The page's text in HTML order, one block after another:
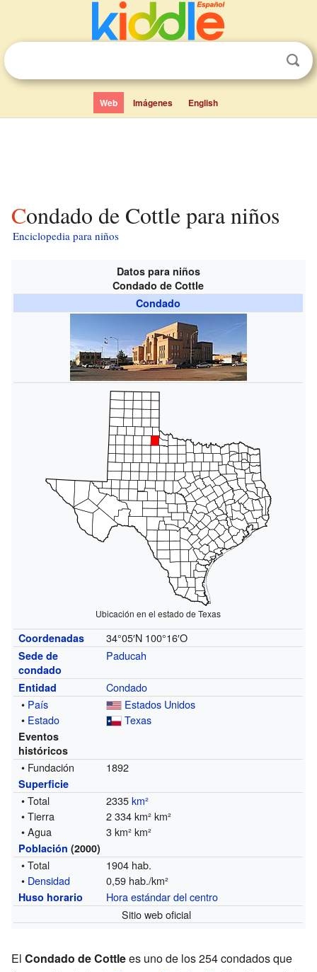
Web Imágenes English
Condado de Cottle para niños
Enciclopedia para niños
Datos para niños
Condado de Cottle
Condado
Ubicación en el estado de Texas
Coordenadas 34°05′N 100°16′O
Sede de
condado
Paducah
Entidad
Condado
• País
Estados Unidos
• Estado Texas
Eventos
históricos
• Fundación 1892
Superficie
• Total 2335km²
• Tierra
2 334 km² km²
• Agua
3 km² km²
Población (2000)
• Total
1904 hab.
• Densidad 0,59 hab./km²
Huso horario
Hora estándar del centro
Sitio web oficial
El Condado de Cottlees uno de los 254 condados que